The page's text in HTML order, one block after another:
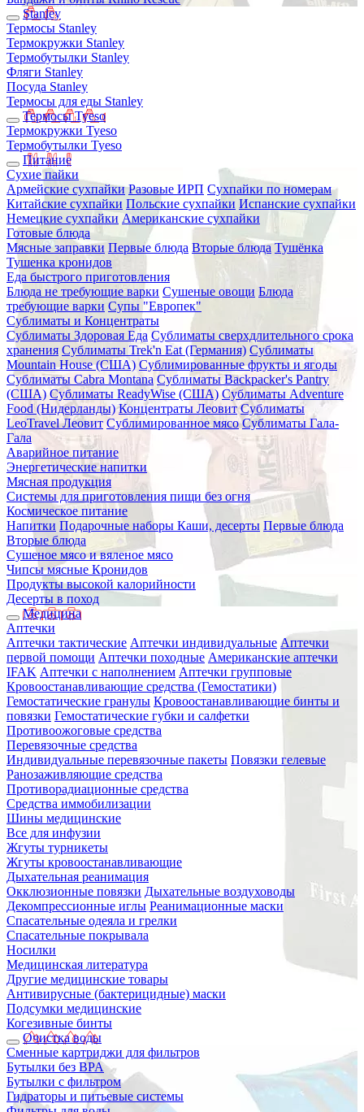
Stanley
Термосы Stanley
Термокружки Stanley
Термобутылки Stanley
Фляги Stanley
Посуда Stanley
Термосы для еды Stanley
Термосы Tyeso
Термокружки Tyeso
Термобутылки Tyeso
Питание
Сухие пайки
Армейские сухпайки Разовые ИРП Сухпайки по номерам
Китайские сухпайки Польские сухпайки Испанские сухпайки
Немецкие сухпайки Американские сухпайки
Готовые блюда
Мясные заправки Первые блюда Вторые блюда Тушёнка
Тушенка кронидов
Еда быстрого приготовления
Блюда не требующие варки Сушеные овощи Блюда
требующие варки Супы "Европек"
Сублиматы и Концентраты
Сублиматы Здоровая Еда Сублиматы сверхдлительного срока
хранения Сублиматы Trek'n Eat (Германия) Сублиматы
Mountain House (США) Сублимированные фрукты и ягоды
Сублиматы Cabra Montana Сублиматы Backpacker's Pantry
(США) Сублиматы ReadyWise (США) Сублиматы Adventure
Food (Нидерланды) Концентраты Леовит Сублиматы
LeoTravel Леовит Сублимированное мясо Сублиматы Гала-
Гала
Аварийное питание
Энергетические напитки
Мясная продукция
Системы для приготовления пищи без огня
Космическое питание
Напитки Подарочные наборы Каши, десерты Первые блюда
Вторые блюда
Сушеное мясо и вяленое мясо
Чипсы мясные Кронидов
Продукты высокой калорийности
Десерты в поход
Медицина
Аптечки
Аптечки тактические Аптечки индивидуальные Аптечки
первой помощи Аптечки походные Американские аптечки
IFAK Аптечки с наполнением Аптечки групповые
Кровоостанавливающие средства (Гемостатики)
Гемостатические гранулы Кровоостанавливающие бинты и
повязки Гемостатические губки и салфетки
Противоожоговые средства
Перевязочные средства
Индивидуальные перевязочные пакеты Повязки гелевые
Ранозаживляющие средства
Противорадиационные средства
Средства иммобилизации
Шины медицинские
Все для инфузии
Жгуты турникеты
Жгуты кровоостанавливающие
Дыхательная реанимация
Окклюзионные повязки Дыхательные воздуховоды
Декомпрессионные иглы Реанимационные маски
Спасательные одеяла и грелки
Спасательные покрывала
Носилки
Медицинская литература
Другие медицинские товары
Антивирусные (бактерицидные) маски
Подсумки медицинские
Когезивные бинты
Очистка воды
Сменные картриджи для фильтров
Бутылки без BPA
Бутылки с фильтром
Гидраторы и питьевые системы